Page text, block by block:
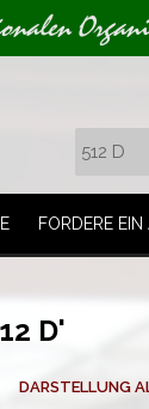
FORDERE
D'
DARSTELLUNG